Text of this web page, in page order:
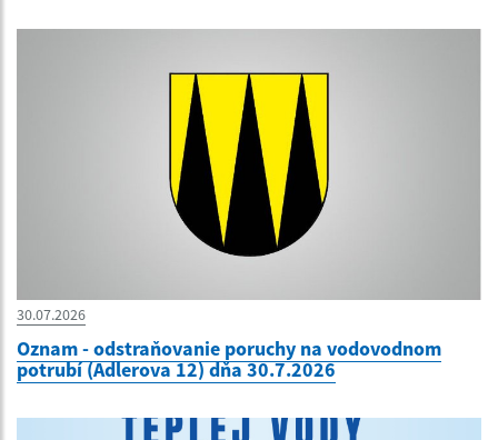
30.07.2026
Oznam - odstraňovanie poruchy na vodovodnom
potrubí (Adlerova 12) dňa 30.7.2026